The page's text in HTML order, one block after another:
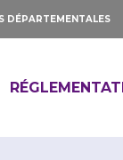
DÉPARTEMENTALES